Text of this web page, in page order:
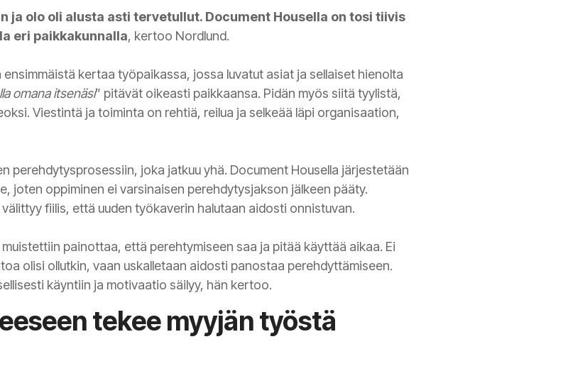
ja olo oli alusta asti tervetullut. Document Housella on tosi tiivis
eri paikkakunnalla, kertoo Nordlund.
kertaa työpaikassa, jossa luvatut asiat ja sellaiset hienolta
omana itsenäsi” pitävät oikeasti paikkaansa. Pidän myös siitä tyylistä,
Viestintä ja toiminta on rehtiä, reilua ja selkeää läpi organisaation,
perehdytysprosessiin, joka jatkuu yhä. Document Housella järjestetään
joten oppiminen ei varsinaisen perehdytysjakson jälkeen pääty.
fiilis, että uuden työkaverin halutaan aidosti onnistuvan.
painottaa, että perehtymiseen saa ja pitää käyttää aikaa. Ei
olisi ollutkin, vaan uskalletaan aidosti panostaa perehdyttämiseen.
käyntiin ja motivaatio säilyy, hän kertoo.
tekee myyjän työstä